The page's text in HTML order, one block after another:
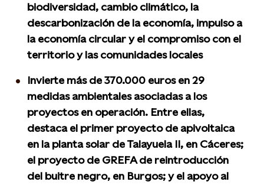
biodiversidad, cambio climático, la
descarbonización de la economía, impulso a
la economía circular y el compromiso con el
territorio y las comunidades locales
Invierte más de 370.000 euros en 29
medidas ambientales asociadas a los
proyectos en operación. Entre ellas,
destaca el primer proyecto de apivoltaica
en la planta solar de Talayuela II, en Cáceres;
el proyecto de GREFA de reintroducción
del buitre negro, en Burgos; y el apoyo al